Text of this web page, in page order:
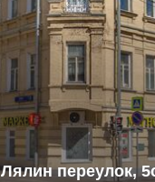
Лялин переулок,